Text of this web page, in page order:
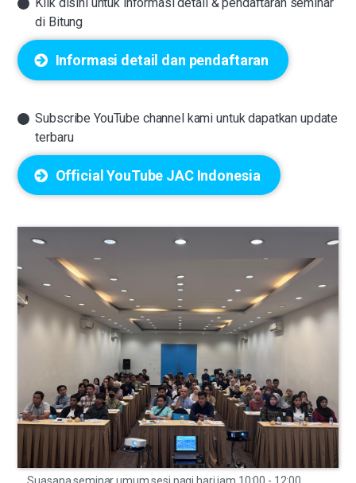
Klik disini untuk informasi detail & pendaftaran seminar
di Bitung
Informasi detail dan pendaftaran
Subscribe YouTube channel kami untuk dapatkan update
terbaru
Official YouTube JAC Indonesia
Suasana seminar umum sesi pagi hari jam 10:00 - 12:00